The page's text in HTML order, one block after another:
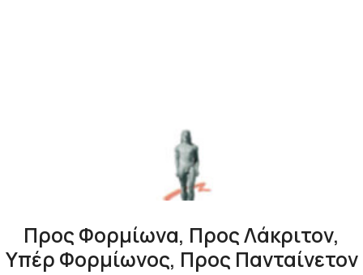
Προς Φορμίωνα, Προς Λάκριτον,
Υπέρ Φορμίωνος, Προς Πανταίνετον